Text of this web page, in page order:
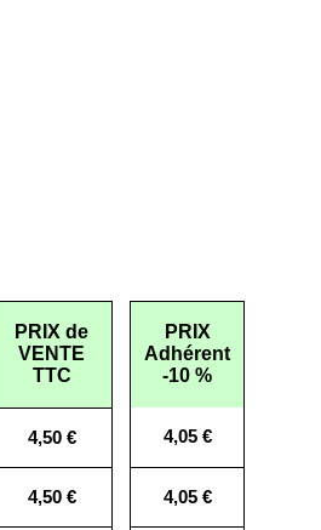
PRIX de
VENTE
TTC
PRIX
Adhérent
-10 %
4,50 € 4,05 €
4,50 € 4,05 €